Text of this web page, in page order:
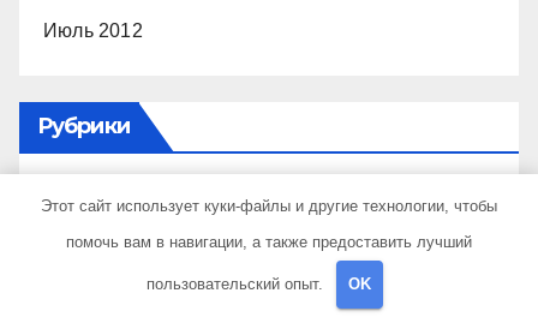
Июль 2012
Рубрики
Uncategorised
Этот сайт использует куки-файлы и другие технологии, чтобы
помочь вам в навигации, а также предоставить лучший
пользовательский опыт. OK